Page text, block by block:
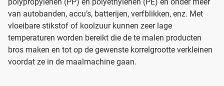
polypropylenen (PP) en polyethylenen (PE) en onder meer
van autobanden, accu’s, batterijen, verfblikken, enz. Met
vloeibare stikstof of koolzuur kunnen zeer lage
temperaturen worden bereikt die de te malen producten
bros maken en tot op de gewenste korrelgrootte verkleinen
voordat ze in de maalmachine gaan.